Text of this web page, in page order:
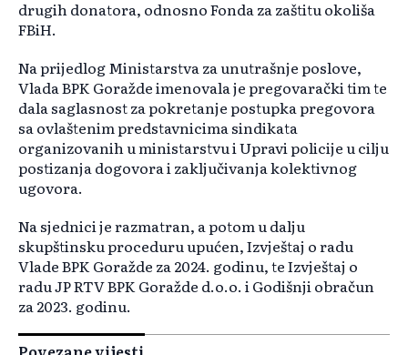
drugih donatora, odnosno Fonda za zaštitu okoliša
FBiH.
Na prijedlog Ministarstva za unutrašnje poslove,
Vlada BPK Goražde imenovala je pregovarački tim te
dala saglasnost za pokretanje postupka pregovora
sa ovlaštenim predstavnicima sindikata
organizovanih u ministarstvu i Upravi policije u cilju
postizanja dogovora i zaključivanja kolektivnog
ugovora.
Na sjednici je razmatran, a potom u dalju
skupštinsku proceduru upućen, Izvještaj o radu
Vlade BPK Goražde za 2024. godinu, te Izvještaj o
radu JP RTV BPK Goražde d.o.o. i Godišnji obračun
za 2023. godinu.